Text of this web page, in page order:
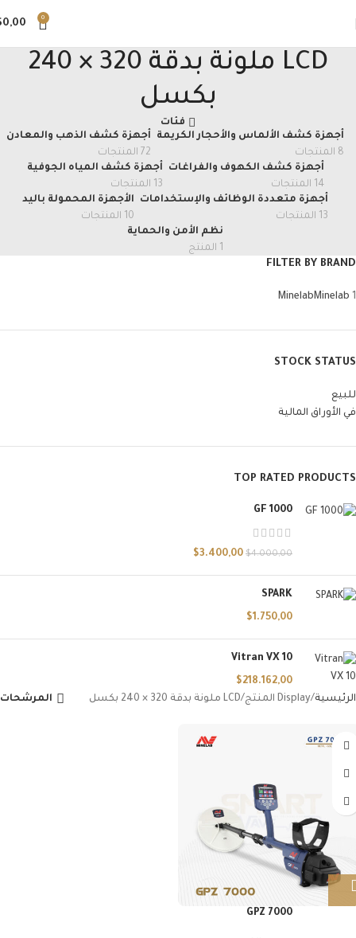
0
0,00
LCD ملونة بدقة 320 × 240
بكسل
فئات
أجهزة كشف الألماس والأحجار الكريمة
8 المنتجات
أجهزة كشف الذهب والمعادن
72 المنتجات
أجهزة كشف الكهوف والفراغات
14 المنتجات
أجهزة كشف المياه الجوفية
13 المنتجات
أجهزة متعددة الوظائف والإستخدامات
13 المنتجات
الأجهزة المحمولة باليد
10 المنتجات
نظم الأمن والحماية
1 المنتج
FILTER BY BRAND
MinelabMinelab 1
STOCK STATUS
للبيع
في الأوراق المالية
TOP RATED PRODUCTS
GF 1000
$4.000,00
$3.400,00
SPARK
$ 1.750,00
Vitran VX 10
$218.162,00
الرئيسية Display المنتج LCD ملونة بدقة 320 × 240 بكسل المرشحات
GPZ 7000